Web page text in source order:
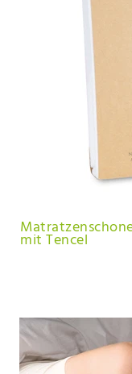
mit Tencel